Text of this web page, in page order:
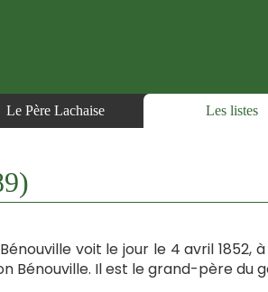
Le Père Lachaise Les listes
voit le jour le 4 avril 1852,
Bénouville. Il est le grand-père du